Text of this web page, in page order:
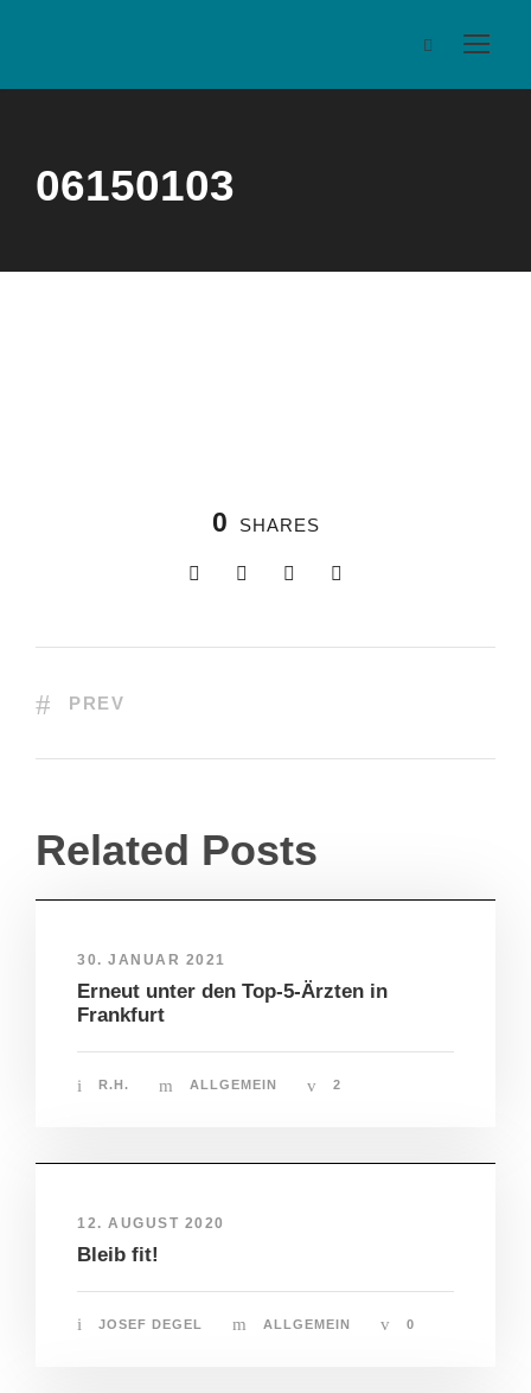
06150103
0 SHARES
PREV
Related Posts
30. JANUAR 2021
Erneut unter den Top-5-Ärzten in
Frankfurt
R.H. ALLGEMEIN 2
12. AUGUST 2020
Bleib fit!
JOSEF DEGEL ALLGEMEIN 0